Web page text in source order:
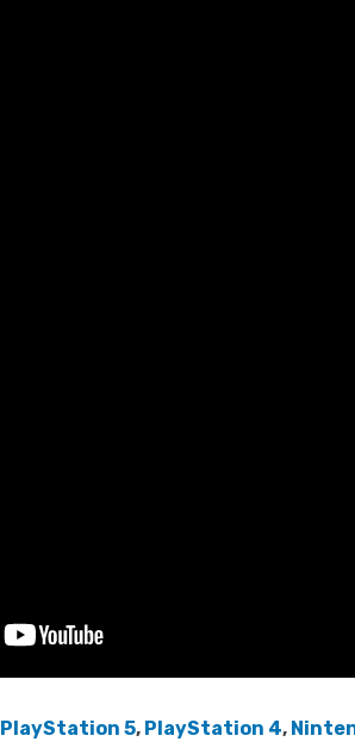
PlayStation 5, PlayStation 4,